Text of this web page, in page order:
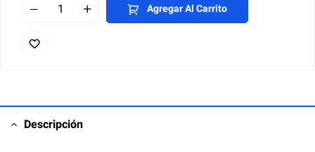
Agregar Al Carrito
Descripción